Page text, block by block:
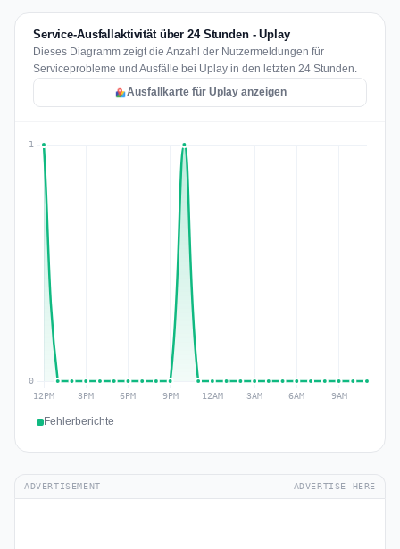
Service-Ausfallaktivität über 24 Stunden - Uplay
Dieses Diagramm zeigt die Anzahl der Nutzermeldungen für
Serviceprobleme und Ausfälle bei Uplay in den letzten 24 Stunden.
Ausfallkarte für Uplay anzeigen
Fehlerberichte
ADVERTISEMENT ADVERTISE HERE